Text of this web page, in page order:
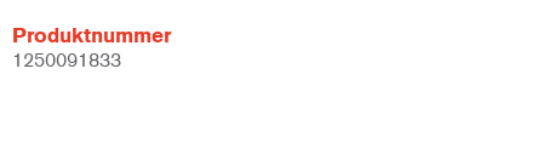
Produktnummer
1250091833